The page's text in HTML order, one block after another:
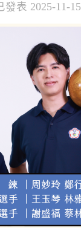
發表 2025-11-15